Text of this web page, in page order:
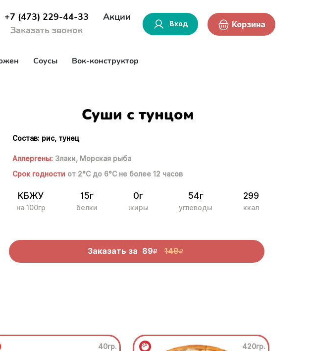
+7 (473) 229-44-33
Заказать звонок
Акции
Вход Корзина
Соусы Вок-конструктор
Суши с тунцом
Состав: рис, тунец
Аллергены: Злаки, Морская рыба
Срок годности от 2°С до 6°С не более 12 часов
КБЖУ
на 100гр
15г
белки
0г
жиры
54г
углеводы
299
ккал
Заказать за 89R 149R
40гр. 420гр.